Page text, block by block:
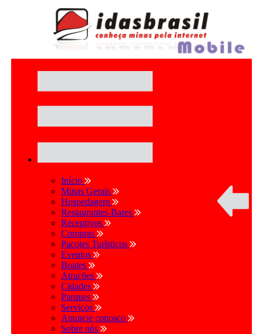
Início
Minas Gerais
Hospedagem
Restaurantes-Bares
Receptivos
Compras
Pacotes Turísticos
Eventos
Boates
Atrações
Cidades
Parques
Serviços
Anuncie conosco
Sobre nós